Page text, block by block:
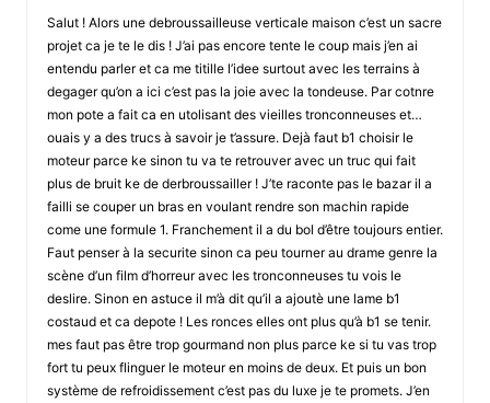
Salut ! Alors une debroussailleuse verticale maison c’est un sacre
projet ca je te le dis ! J’ai pas encore tente le coup mais j’en ai
entendu parler et ca me titille l’idee surtout avec les terrains à
degager qu’on a ici c’est pas la joie avec la tondeuse. Par cotnre
mon pote a fait ca en utolisant des vieilles tronconneuses et…
ouais y a des trucs à savoir je t’assure. Dejà faut b1 choisir le
moteur parce ke sinon tu va te retrouver avec un truc qui fait
plus de bruit ke de derbroussailler ! J’te raconte pas le bazar il a
failli se couper un bras en voulant rendre son machin rapide
come une formule 1. Franchement il a du bol d’être toujours entier.
Faut penser à la securite sinon ca peu tourner au drame genre la
scène d’un film d’horreur avec les tronconneuses tu vois le
deslire. Sinon en astuce il m’à dit qu’il a ajoutè une lame b1
costaud et ca depote ! Les ronces elles ont plus qu’à b1 se tenir.
mes faut pas être trop gourmand non plus parce ke si tu vas trop
fort tu peux flinguer le moteur en moins de deux. Et puis un bon
système de refroidissement c’est pas du luxe je te promets. J’en